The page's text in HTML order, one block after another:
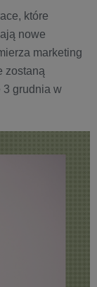
które
nowe
marketing
zostaną
3 grudnia w